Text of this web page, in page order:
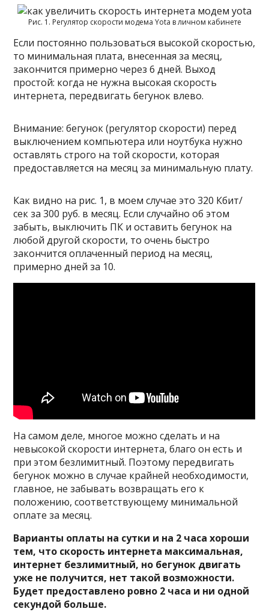
Рис. 1. Регулятор скорости модема Yota в личном кабинете
Если постоянно пользоваться высокой скоростью,
то минимальная плата, внесенная за месяц,
закончится примерно через 6 дней. Выход
простой: когда не нужна высокая скорость
интернета, передвигать бегунок влево.
Внимание: бегунок (регулятор скорости) перед
выключением компьютера или ноутбука нужно
оставлять строго на той скорости, которая
предоставляется на месяц за минимальную плату.
Как видно на рис. 1, в моем случае это 320 Кбит/
сек за 300 руб. в месяц. Если случайно об этом
забыть, выключить ПК и оставить бегунок на
любой другой скорости, то очень быстро
закончится оплаченный период на месяц,
примерно дней за 10.
На самом деле, многое можно сделать и на
невысокой скорости интернета, благо он есть и
при этом безлимитный. Поэтому передвигать
бегунок можно в случае крайней необходимости,
главное, не забывать возвращать его к
положению, соответствующему минимальной
оплате за месяц.
Варианты оплаты на сутки и на 2 часа хороши
тем, что скорость интернета максимальная,
интернет безлимитный, но бегунок двигать
уже не получится, нет такой возможности.
Будет предоставлено ровно 2 часа и ни одной
секундой больше.